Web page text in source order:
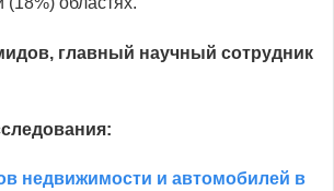
главный научный сотрудник
недвижимости и автомобилей в